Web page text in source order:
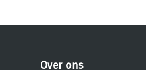
Over ons